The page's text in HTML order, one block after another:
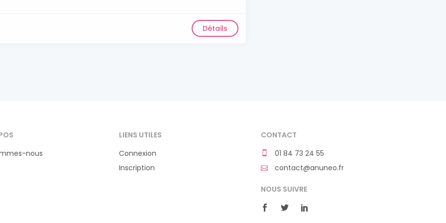
Détails
nous
LIENS UTILES
Connexion
Inscription
CONTACT
01 84 73 24 55
contact@anuneo.fr
NOUS SUIVRE